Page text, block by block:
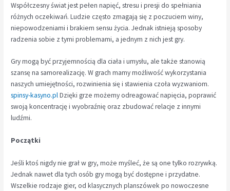
Współczesny świat jest pełen napięć, stresu i presji do spełniania
różnych oczekiwań. Ludzie często zmagają się z poczuciem winy,
niepowodzeniami i brakiem sensu życia. Jednak istnieją sposoby
radzenia sobie z tymi problemami, a jednym z nich jest gry.
Gry mogą być przyjemnością dla ciała i umysłu, ale także stanowią
szansę na samorealizację. W grach mamy możliwość wykorzystania
naszych umiejętności, rozwinienia się i stawienia czoła wyzwaniom.
spinsy-kasyno.plDzięki grze możemy odreagować napięcia, poprawić
swoją koncentrację i wyobraźnię oraz zbudować relacje z innymi
ludźmi.
Początki
Jeśli ktoś nigdy nie grał w gry, może myśleć, że są one tylko rozrywką.
Jednak nawet dla tych osób gry mogą być dostępne i przydatne.
Wszelkie rodzaje gier, od klasycznych planszówek po nowoczesne